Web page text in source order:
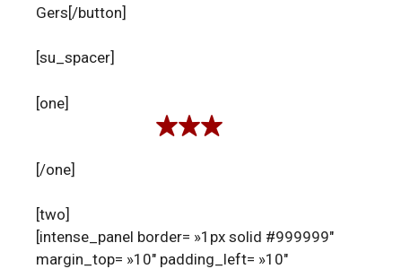
Gers[/button]
[su_spacer]
[one]
[/one]
[two]
[intense_panel border= »1px solid #999999″
margin_top= »10″ padding_left= »10″